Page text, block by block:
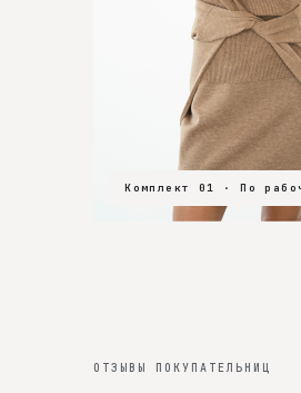
Комплект 01 · По
Комплект 02 · В зал
Комплект 03 · На
ОТЗЫВЫ ПОКУПАТЕЛЬНИЦ